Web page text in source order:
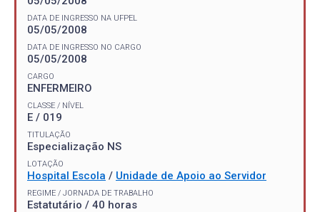
DATA DE INGRESSO NA UFPEL
05/05/2008
DATA DE INGRESSO NO CARGO
05/05/2008
CARGO
ENFERMEIRO
CLASSE / NÍVEL
E / 019
TITULAÇÃO
Especialização NS
LOTAÇÃO
Hospital Escola / Unidade de Apoio ao Servidor
REGIME / JORNADA DE TRABALHO
Estatutário / 40 horas